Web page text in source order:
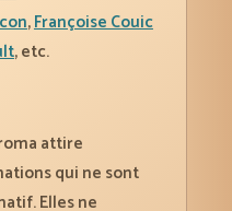
,Françoise Couic
, etc.
attire
qui ne sont
Elles ne